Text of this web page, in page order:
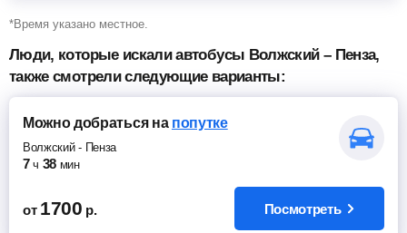
17:15
Волгоград
Автовокзал Волгоград
02:40
Пенза
Пенза АВ
*Время указано местное.
Люди, которые искали автобусы Волжский – Пенза,
также смотрели следующие варианты:
Можно добратьсяна попутке
Волжский- Пенза
7 ч 38 мин
от 1700 р. Посмотреть